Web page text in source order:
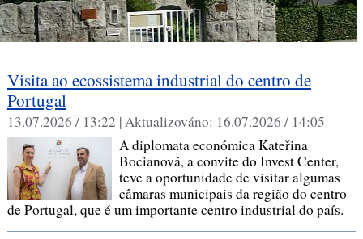
Visita ao ecossistema industrial do centro de
Portugal
13.07.2026 / 13:22 |Aktualizováno: 16.07.2026 / 14:05
A diplomata económica Kateřina
Bocianová, a convite do Invest Center,
teve a oportunidade de visitar algumas
câmaras municipais da região do centro
de Portugal, que é um importante centro industrial do país.